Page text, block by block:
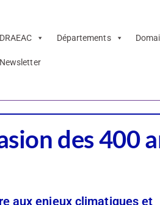
DRAEAC Départements
Newsletter
des 400
aux enjeux climatiques et